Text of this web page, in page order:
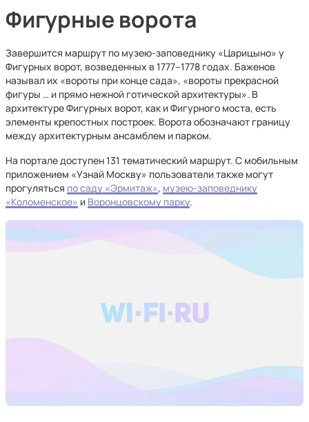
Фигурные ворота
Завершится маршрут по музею-заповеднику «Царицыно» у
Фигурных ворот, возведенных в 1777–1778 годах. Баженов
называл их «вороты при конце сада», «вороты прекрасной
фигуры … и прямо нежной готической архитектуры». В
архитектуре Фигурных ворот, как и Фигурного моста, есть
элементы крепостных построек. Ворота обозначают границу
между архитектурным ансамблем и парком.
На портале доступен 131 тематический маршрут. С мобильным
приложением «Узнай Москву» пользователи также могут
прогуляться по саду «Эрмитаж», музею-заповеднику
«Коломенское» и Воронцовскому парку.